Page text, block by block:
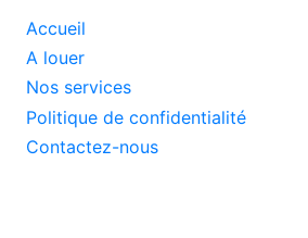
Accueil
A louer
Nos services
Politique de confidentialité
Contactez-nous